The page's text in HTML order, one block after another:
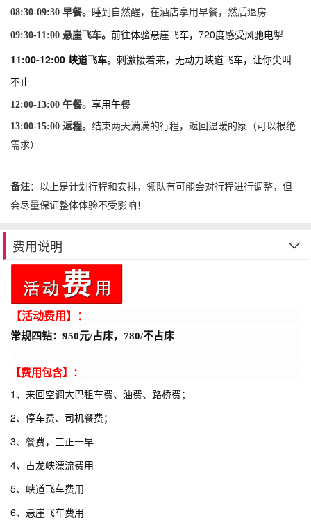
08:30-09:30 早餐。 睡到自然醒，在酒店享用早餐，然后退房
09:30-11:00 悬崖飞车。 前往体验悬崖飞车，720度感受风驰电掣
11:00-12:00 峡道飞车。 刺激接着来，无动力峡道飞车，让你尖叫
不止
12:00-13:00 午餐。 享用午餐
13:00-15:00 返程。 结束两天满满的行程，返回温暖的家（可以根绝
需求）
备注：以上是计划行程和安排，领队有可能会对行程进行调整，但
会尽量保证整体体验不受影响！
费用说明
【活动费用】：
常规四钻：950元/占床，780/不占床
【费用包含】：
1、来回空调大巴租车费、油费、路桥费；
2、停车费、司机餐费；
3、餐费，三正一早
4、古龙峡漂流费用
5、峡道飞车费用
6、悬崖飞车费用